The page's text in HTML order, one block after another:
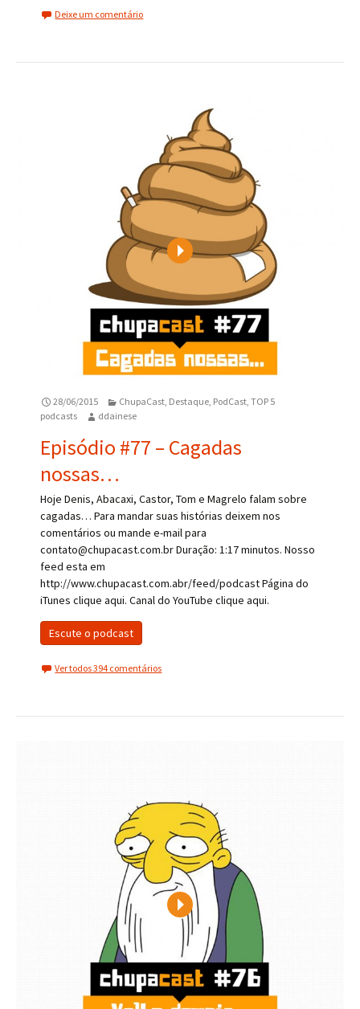
Deixe um comentário
28/06/2015 ChupaCast, Destaque, PodCast,TOP 5
podcasts
ddainese
Episódio #77 – Cagadas
nossas…
Hoje Denis, Abacaxi, Castor, Tom e Magrelo falam sobre
cagadas… Para mandar suas histórias deixem nos
comentários ou mande e-mail para
contato@chupacast.com.br Duração: 1:17 minutos. Nosso
feed esta em
http://www.chupacast.com.abr/feed/podcast Página do
iTunes clique aqui. Canal do YouTube clique aqui.
Escute o podcast
Ver todos 394 comentários
Play